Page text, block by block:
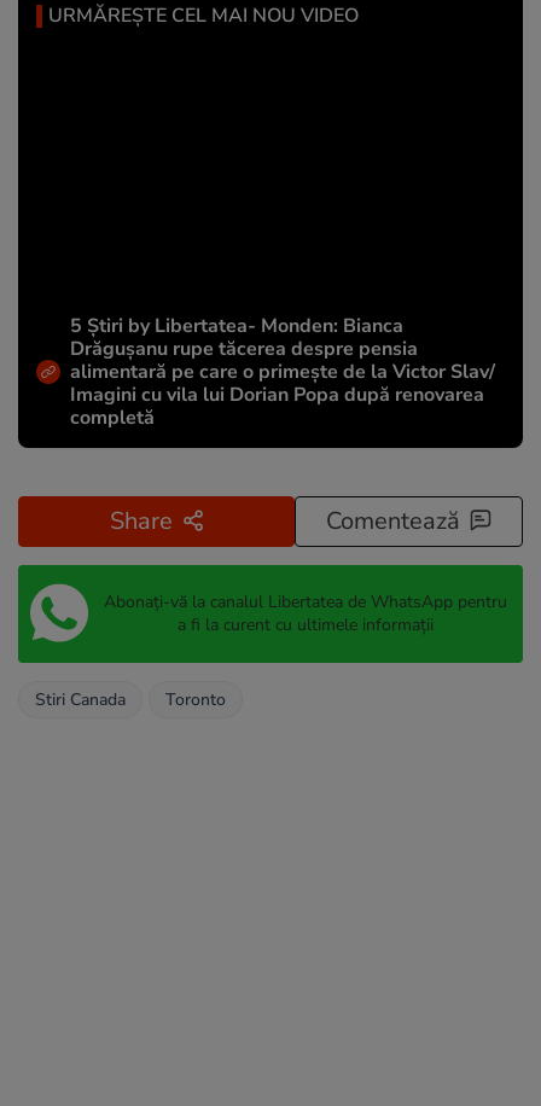
URMĂREȘTE CEL MAI NOU VIDEO
5 Știri by Libertatea- Monden: Bianca
Drăgușanu rupe tăcerea despre pensia
alimentară pe care o primește de la Victor Slav/
Imagini cu vila lui Dorian Popa după renovarea
completă
Share Comentează
Abonați-vă la canalul Libertatea de WhatsApp pentru
a fi la curent cu ultimele informații
Stiri Canada Toronto